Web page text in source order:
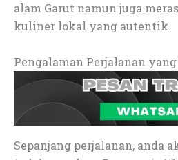
alam Garut namun juga
kuliner lokal yang autentik.
Pengalaman Perjalanan
Sepanjang perjalanan, anda